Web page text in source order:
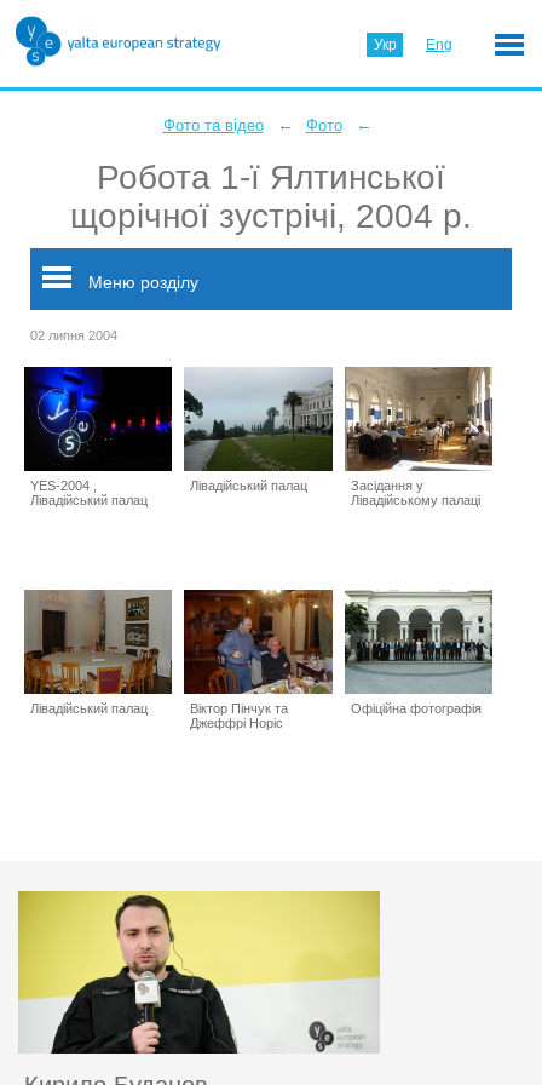
Укр Eng
Фото та відео ← Фото ←
Робота 1-ї Ялтинської
щорічної зустрічі, 2004 р.
Меню розділу
02 липня 2004
YES-2004 ,
Лівадійський палац
Лівадійський палац
Засідання у
Лівадійському палаці
Лівадійський палац
Віктор Пінчук та
Джеффрі Норіс
Офіційна фотографія